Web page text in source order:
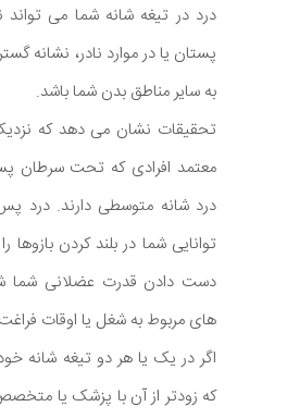
درد در تیغه شانه شما می
پستان یا در موارد نادر، نشانه
به سایر مناطق بدن شما باشد.
معتمد افرادی که تحت سرطان
درد شانه متوسطی دارند. درد
توانایی شما در بلند کردن
دست دادن قدرت عضلانی شما
های مربوط به شغل یا اوقات فراغت
اگر در یک یا هر دو تیغه شانه
که زودتر از آن با پزشک یا